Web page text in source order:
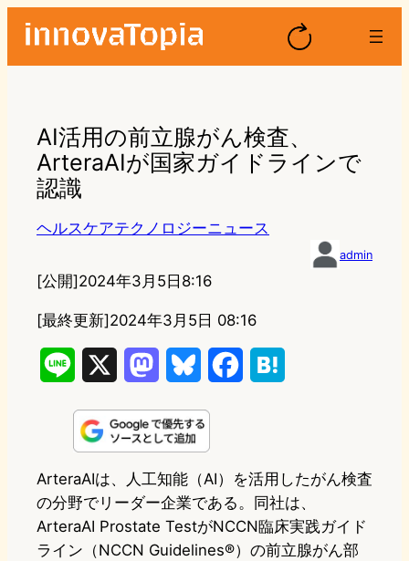
AI活用の前立腺がん検査、
ArteraAIが国家ガイドラインで
認識
ヘルスケアテクノロジーニュース
admin
[公開]2024年3月5日8:16
[最終更新]2024年3月5日 08:16
n
s
t
o
u
e
s
k
e
b
o
n
a
ArteraAIは、人工知能（AI）を活用したがん検査
の分野でリーダー企業である。同社は、
ArteraAI Prostate TestがNCCN臨床実践ガイド
ライン（NCCN Guidelines®）の前立腺がん部